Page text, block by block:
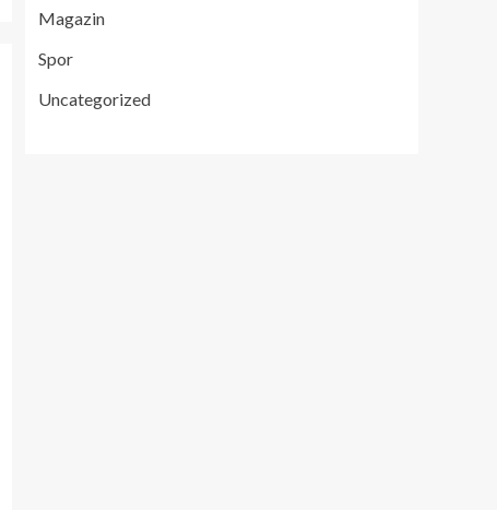
Magazin
Spor
Uncategorized